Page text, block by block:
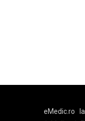
eMedic.ro